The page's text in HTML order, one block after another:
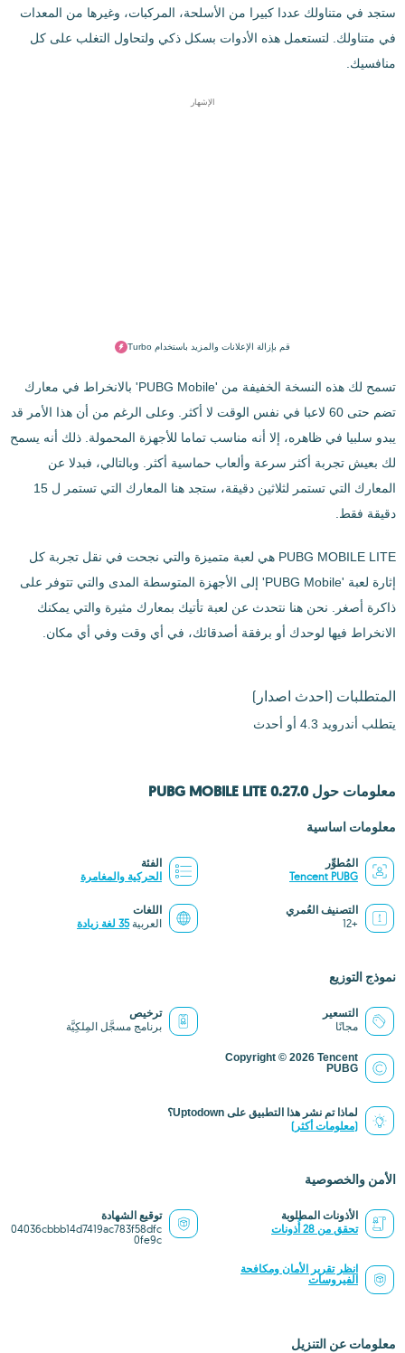
ستجد في متناولك عددا كبيرا من الأسلحة، المركبات، وغيرها من المعدات
في متناولك. لتستعمل هذه الأدوات بسكل ذكي ولتحاول التغلب على كل
منافسيك.
الإشهار
قم بإزالة الإعلانات والمزيد باستخدام Turbo
تسمح لك هذه النسخة الخفيفة من 'PUBG Mobile' بالانخراط في معارك
تضم حتى 60 لاعبا في نفس الوقت لا أكثر. وعلى الرغم من أن هذا الأمر قد
يبدو سلبيا في ظاهره، إلا أنه مناسب تماما للأجهزة المحمولة. ذلك أنه يسمح
لك بعيش تجربة أكثر سرعة وألعاب حماسية أكثر. وبالتالي، فبدلا عن
المعارك التي تستمر لثلاثين دقيقة، ستجد هنا المعارك التي تستمر ل 15
دقيقة فقط.
PUBG MOBILE LITE هي لعبة متميزة والتي نجحت في نقل تجربة كل
إثارة لعبة 'PUBG Mobile' إلى الأجهزة المتوسطة المدى والتي تتوفر على
ذاكرة أصغر. نحن هنا نتحدث عن لعبة تأتيك بمعارك مثيرة والتي يمكنك
الانخراط فيها لوحدك أو برفقة أصدقائك، في أي وقت وفي أي مكان.
المتطلبات (احدث اصدار)
يتطلب أندرويد 4.3 أو أحدث
معلومات حول PUBG MOBILE LITE 0.27.0
معلومات اساسية
المُطوِّر
Tencent PUBG
الفئة
الحركية والمغامرة
التصنيف العُمري
+12
اللغات
العربية35 لغة زيادة
نموذج التوزيع
التسعير
مجانًا
ترخيص
برنامج مسجَّل المِلكِيَّة
Copyright © 2026 Tencent
PUBG
لماذا تم نشر هذا التطبيق على Uptodown؟
(معلومات أكثر)
الأمن والخصوصية
الأذونات المطلوبة
تحقق من 28 أُذونات
توقيع الشهادة
04036cbbb14d7419ac783f58dfc
0fe9c
انظر تقرير الأمان ومكافحة
الفيروسات
معلومات عن التنزيل